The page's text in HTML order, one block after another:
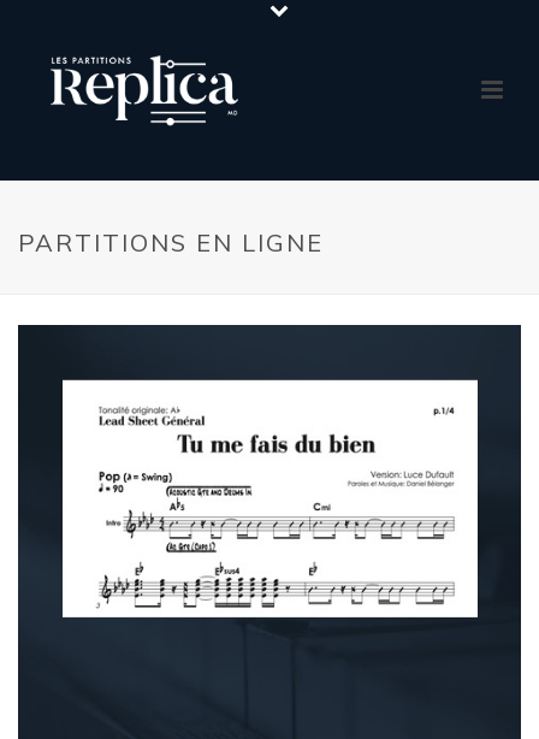
PARTITIONS EN LIGNE